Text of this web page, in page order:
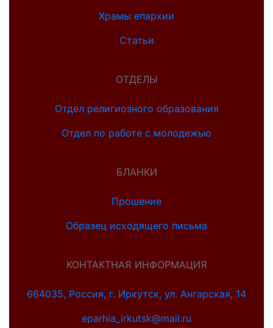
Храмы епархии
Статьи
ОТДЕЛЫ
Отдел религиозного образования
Отдел по работе с молодежью
БЛАНКИ
Прошение
Образец исходящего письма
КОНТАКТНАЯ ИНФОРМАЦИЯ
664035, Россия, г. Иркутск, ул. Ангарская, 14
eparhia_irkutsk@mail.ru